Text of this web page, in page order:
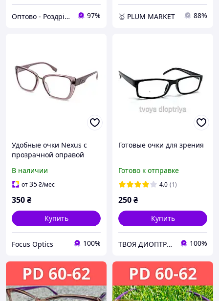
Оптово - Роздрібний інтернет - магазин "MONDO" 97% 🥇 PLUM MARKET 88%
Удобные очки Nexus с
прозрачной оправой
чтения
В наличии
от35₴/мес
350₴
Купить
Focus Optics 100%
Готовые очки для зрения
Готово к отправке
4.0 (1)
250₴
Купить
ТВОЯ ДИОПТРИЯ 100%